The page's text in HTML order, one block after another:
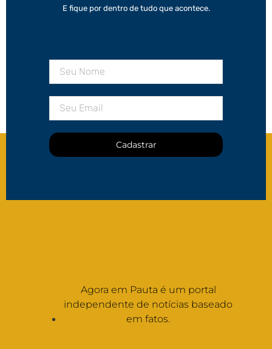
E fique por dentro de tudo que acontece.
Cadastrar
Agora em Pauta é um portal
independente de notícias baseado
em fatos.